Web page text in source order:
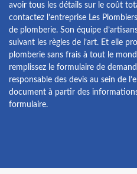
avoir tous les détails sur le coût
contactez l’entreprise Les
de plomberie. Son équipe
suivant les règles de l’art. Et elle
plomberie sans frais à tout le
remplissez le formulaire de
responsable des devis au sein de
document à partir des
formulaire.